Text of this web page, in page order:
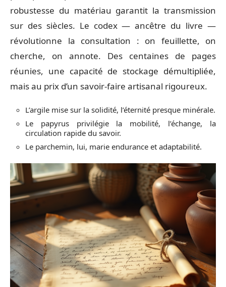
robustesse du matériau garantit la transmission
sur des siècles. Le codex — ancêtre du livre —
révolutionne la consultation : on feuillette, on
cherche, on annote. Des centaines de pages
réunies, une capacité de stockage démultipliée,
mais au prix d’un savoir-faire artisanal rigoureux.
L’argile mise sur la solidité, l’éternité presque minérale.
Le papyrus privilégie la mobilité, l’échange, la
circulation rapide du savoir.
Le parchemin, lui, marie endurance et adaptabilité.